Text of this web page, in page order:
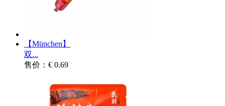
【München】
双...
售价：€ 0.69